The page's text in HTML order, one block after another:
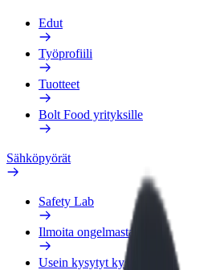
Edut
Työprofiili
Tuotteet
Bolt Food yrityksille
Sähköpyörät
Safety Lab
Ilmoita ongelmasta
Usein kysytyt kysymykset